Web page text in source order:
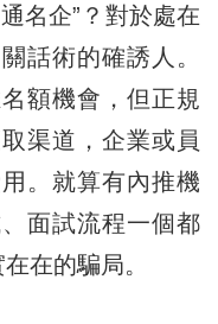
名企”？對於處在
話術的確誘人。
額機會，但正規
渠道，企業或員
。就算有內推機
面試流程一個都
在的騙局。